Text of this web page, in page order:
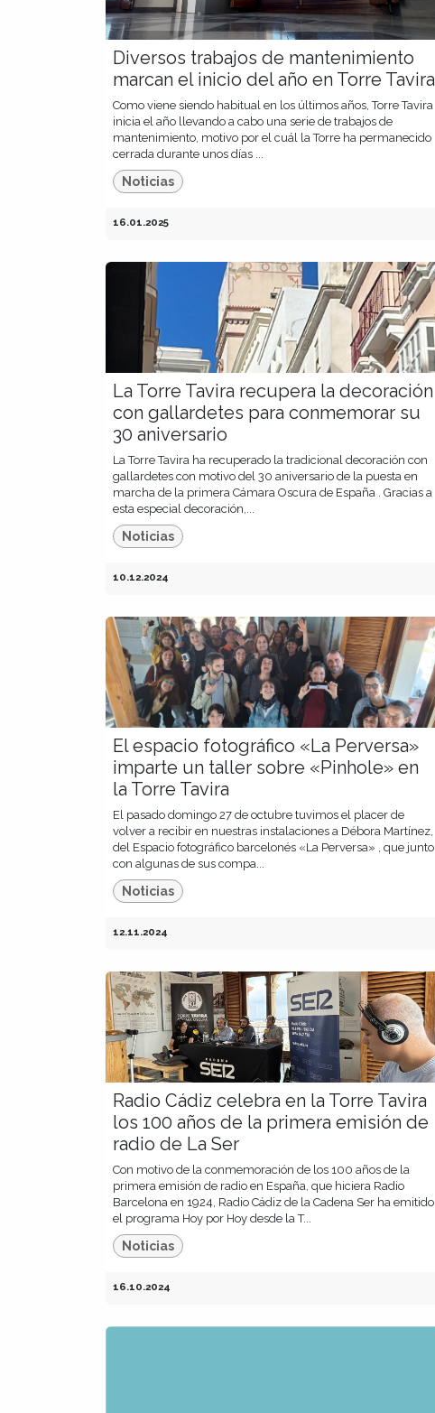
Diversos trabajos de mantenimiento
marcan el inicio del año en Torre Tavira
Como viene siendo habitual en los últimos años, Torre Tavira
inicia el año llevando a cabo una serie de trabajos de
mantenimiento, motivo por el cuál la Torre ha permanecido
cerrada durante unos días ...
Noticias
16.01.2025
La Torre Tavira recupera la decoración
con gallardetes para conmemorar su
30 aniversario
La Torre Tavira ha recuperado la tradicional decoración con
gallardetes con motivo del 30 aniversario de la puesta en
marcha de la primera Cámara Oscura de España . Gracias a
esta especial decoración,...
Noticias
10.12.2024
El espacio fotográfico «La Perversa»
imparte un taller sobre «Pinhole» en
la Torre Tavira
El pasado domingo 27 de octubre tuvimos el placer de
volver a recibir en nuestras instalaciones a Débora Martínez,
del Espacio fotográfico barcelonés «La Perversa» , que junto
con algunas de sus compa...
Noticias
12.11.2024
Radio Cádiz celebra en la Torre Tavira
los 100 años de la primera emisión de
radio de La Ser
Con motivo de la conmemoración de los 100 años de la
primera emisión de radio en España, que hiciera Radio
Barcelona en 1924, Radio Cádiz de la Cadena Ser ha emitido
el programa Hoy por Hoy desde la T...
Noticias
16.10.2024